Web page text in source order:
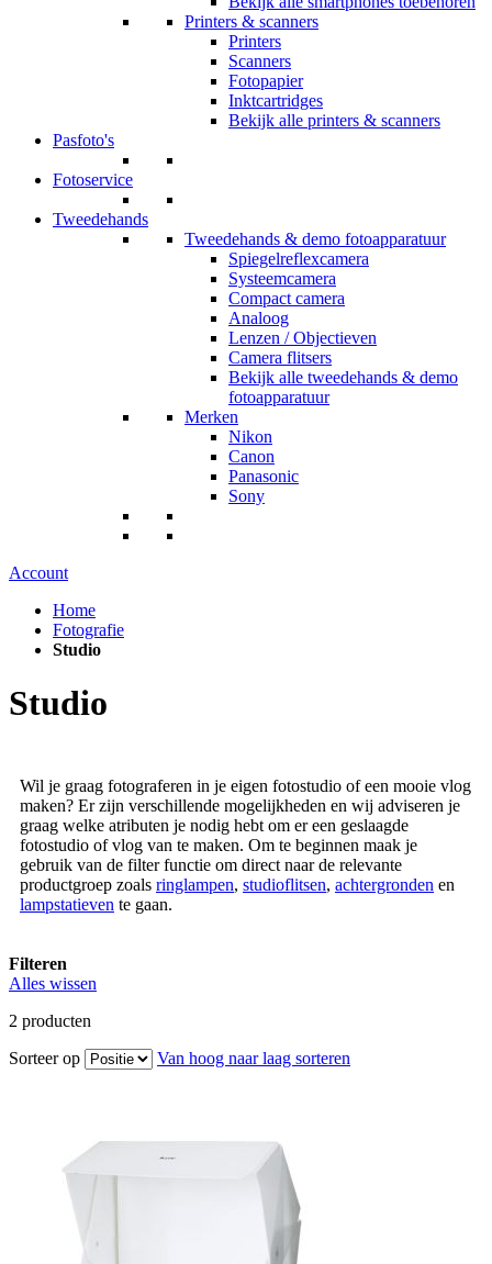
Printers & scanners
Printers
Scanners
Fotopapier
Inktcartridges
Bekijk alle printers & scanners
Pasfoto's
Fotoservice
Tweedehands
Tweedehands & demo fotoapparatuur
Spiegelreflexcamera
Systeemcamera
Compact camera
Analoog
Lenzen / Objectieven
Camera flitsers
Bekijk alle tweedehands & demo
fotoapparatuur
Merken
Nikon
Canon
Panasonic
Sony
Account
Home
Fotografie
Studio
Studio
Wil je graag fotograferen in je eigen fotostudio of een mooie vlog
maken? Er zijn verschillende mogelijkheden en wij adviseren je
graag welke atributen je nodig hebt om er een geslaagde
fotostudio of vlog van te maken. Om te beginnen maak je
gebruik van de filter functie om direct naar de relevante
productgroep zoals ringlampen, studioflitsen, achtergronden en
lampstatieven te gaan.
Filteren
Alles wissen
2 producten
Sorteer op
Van hoog naar laag sorteren